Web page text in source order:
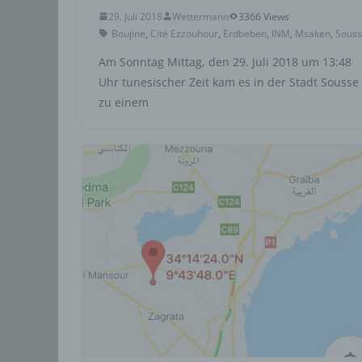
29. Juli 2018 Wettermann
3366 Views
Boujine, Cité Ezzouhour, Erdbeben, INM, Msaken,
Am Sonntag Mittag, den 29. Juli 2018 um 13:48
Uhr tunesischer Zeit kam es in der Stadt Sousse
zu einem
f)
dass
g)